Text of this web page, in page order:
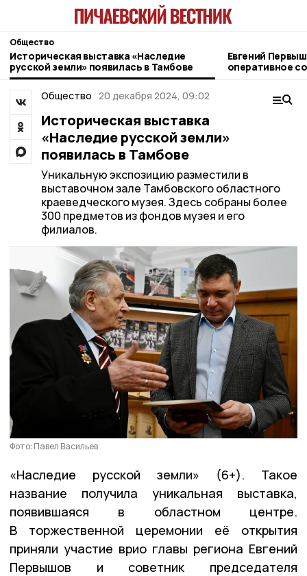
Общество
Историческая выставка «Наследие
русской земли» появилась в Тамбове
Евгений
оперативное
11 августа
Общество 20 декабря 2024, 09:02
Историческая выставка
«Наследие русской земли»
появилась в Тамбове
Уникальную экспозицию разместили в
выставочном зале Тамбовского областного
краеведческого музея. Здесь собраны более
300 предметов из фондов музея и его
филиалов.
Фото: Павел Васильев
«Наследие русской земли» (6+). Такое
название получила уникальная выставка,
появившаяся в областном центре.
В торжественной церемонии её открытия
приняли участие врио главы региона Евгений
Первышов и советник председателя